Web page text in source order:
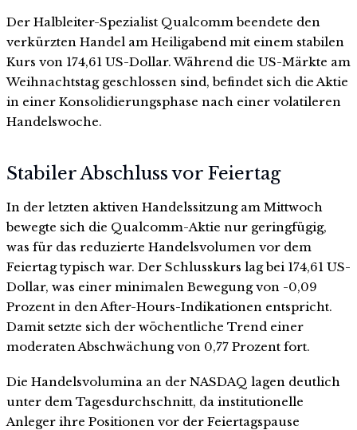
Der Halbleiter-Spezialist Qualcomm beendete den
verkürzten Handel am Heiligabend mit einem stabilen
Kurs von 174,61 US-Dollar. Während die US-Märkte am
Weihnachtstag geschlossen sind, befindet sich die Aktie
in einer Konsolidierungsphase nach einer volatileren
Handelswoche.
Stabiler Abschluss vor Feiertag
In der letzten aktiven Handelssitzung am Mittwoch
bewegte sich die Qualcomm-Aktie nur geringfügig,
was für das reduzierte Handelsvolumen vor dem
Feiertag typisch war. Der Schlusskurs lag bei 174,61 US-
Dollar, was einer minimalen Bewegung von -0,09
Prozent in den After-Hours-Indikationen entspricht.
Damit setzte sich der wöchentliche Trend einer
moderaten Abschwächung von 0,77 Prozent fort.
Die Handelsvolumina an der NASDAQ lagen deutlich
unter dem Tagesdurchschnitt, da institutionelle
Anleger ihre Positionen vor der Feiertagspause